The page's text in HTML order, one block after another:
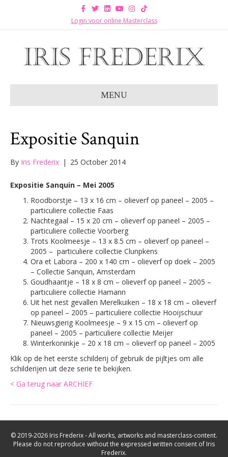
c
e
o
T
w
i
t
r
n
k
i
n
Y
o
u
t
e
s
t
r
a
m
k
t
Login voor online Masterclass
MENU
Expositie Sanquin
By Iris Frederix | 25 October 2014
Expositie Sanquin – Mei 2005
Roodborstje – 13 x 16 cm – olieverf op paneel – 2005 –
particuliere collectie Faas
Nachtegaal – 15 x 20 cm – olieverf op paneel – 2005 –
particuliere collectie Voorberg
Trots Koolmeesje – 13 x 8.5 cm – olieverf op paneel –
2005 – particuliere collectie Clunpkens
Ora et Labora – 200 x 140 cm – olieverf op doek – 2005
– Collectie Sanquin, Amsterdam
Goudhaantje – 18 x 8 cm – olieverf op paneel – 2005 –
particuliere collectie Hamann
Uit het nest gevallen Merelkuiken – 18 x 18 cm – olieverf
op paneel – 2005 – particuliere collectie Hooijschuur
Nieuwsgierig Koolmeesje – 9 x 15 cm – olieverf op
paneel – 2005 – particuliere collectie Meijer
Winterkoninkje – 20 x 18 cm – olieverf op paneel – 2005
Klik op de het eerste schilderij of gebruik de pijltjes om alle
schilderijen uit deze serie te bekijken.
< Ga terug naar ARCHIEF
© 2019-2026 Iris Frederix - All works, artworks and masterclass-content.
Please do not reproduce without the expressed written consent of Iris
Frederix.